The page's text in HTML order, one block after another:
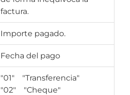
factura.
Importe pagado.
Fecha del pago
"01" "Transferencia"
"02" "Cheque"